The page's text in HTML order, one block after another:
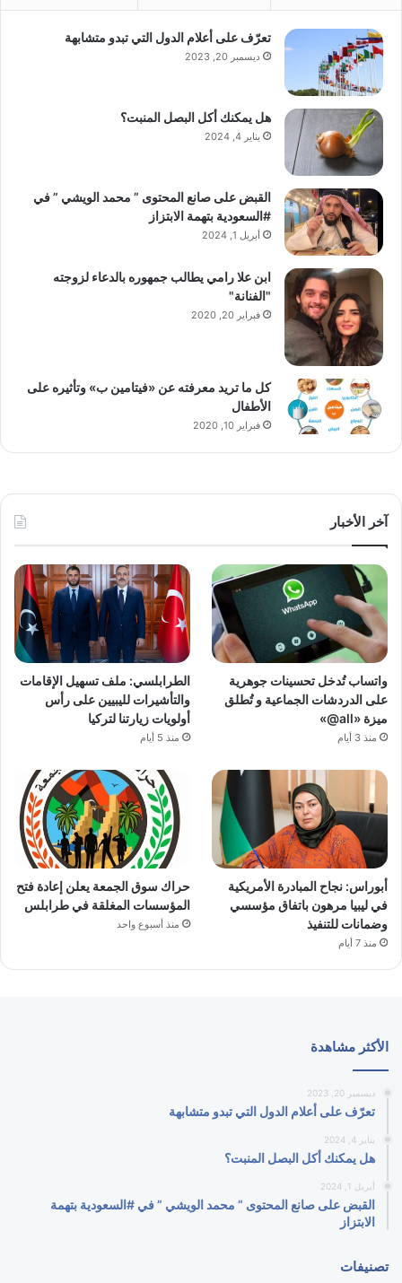
تعرّف على أعلام الدول التي تبدو متشابهة
ديسمبر 20, 2023
هل يمكنك أكل البصل المنبت؟
يناير 4, 2024
القبض على صانع المحتوى ” محمد الويشي ” في
#السعودية بتهمة الابتزاز
أبريل 1, 2024
ابن علا رامي يطالب جمهوره بالدعاء لزوجته
"الفنانة"
فبراير 20, 2020
كل ما تريد معرفته عن «فيتامين ب» وتأثيره على
الأطفال
فبراير 10, 2020
آخر الأخبار
واتساب تُدخل تحسينات جوهرية
على الدردشات الجماعية و تُطلق
ميزة «all@»
منذ 3 أيام
الطرابلسي: ملف تسهيل الإقامات
والتأشيرات لليبيين على رأس
أولويات زيارتنا لتركيا
منذ 5 أيام
أبوراس: نجاح المبادرة الأمريكية
في ليبيا مرهون باتفاق مؤسسي
وضمانات للتنفيذ
منذ 7 أيام
حراك سوق الجمعة يعلن إعادة فتح
المؤسسات المغلقة في طرابلس
منذ أسبوع واحد
الأكثر مشاهدة
ديسمبر 20, 2023
تعرّف على أعلام الدول التي تبدو متشابهة
يناير 4, 2024
هل يمكنك أكل البصل المنبت؟
أبريل 1, 2024
القبض على صانع المحتوى ” محمد الويشي ” في #السعودية بتهمة
الابتزاز
تصنيفات